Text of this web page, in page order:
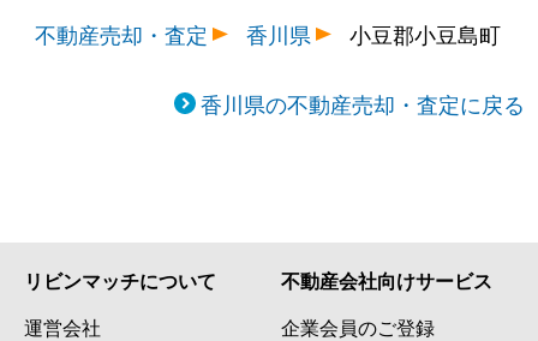
不動産売却・査定
香川県 小豆郡小豆島町
香川県の不動産売却・査定に戻る
リビンマッチについて
運営会社
不動産会社向けサービス
企業会員のご登録